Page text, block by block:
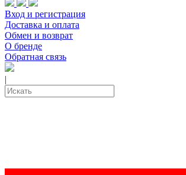
Вход и регистрация
Доставка и оплата
Обмен и возврат
О бренде
Обратная связь
|